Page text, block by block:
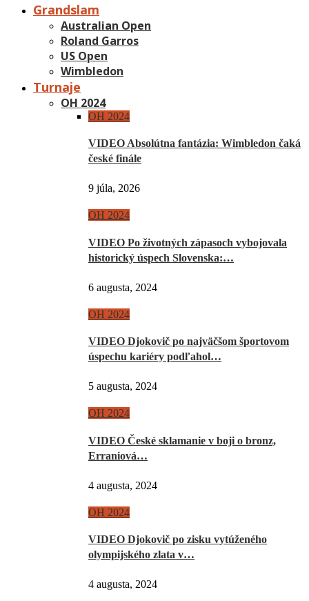
Grandslam
Australian Open
Roland Garros
US Open
Wimbledon
Turnaje
OH 2024
OH 2024
VIDEO Absolútna fantázia: Wimbledon čaká
české finále
9 júla, 2026
OH 2024
VIDEO Po životných zápasoch vybojovala
historický úspech Slovenska:…
6 augusta, 2024
OH 2024
VIDEO Djokovič po najväčšom športovom
úspechu kariéry podľahol…
5 augusta, 2024
OH 2024
VIDEO České sklamanie v boji o bronz,
Erraniová…
4 augusta, 2024
OH 2024
VIDEO Djokovič po zisku vytúženého
olympijského zlata v…
4 augusta, 2024